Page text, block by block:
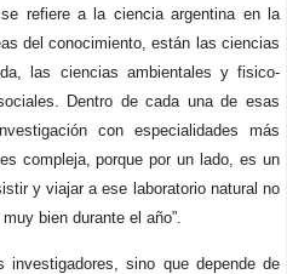
refiere a la ciencia argentina en la
del conocimiento, están las ciencias
las ciencias ambientales y fisico-
Dentro de cada una de esas
con especialidades más
compleja, porque por un lado, es un
y viajar a ese laboratorio natural no
bien durante el año”.
sino que depende de